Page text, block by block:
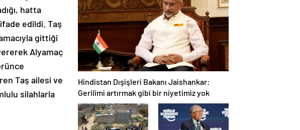
hatta
edildi. Taş
gittiği
Alyamaç
Taş ailesi ve
silahlarla
Hindistan Dışişleri Bakanı Jaishankar:
Gerilimi artırmak gibi bir niyetimiz yok